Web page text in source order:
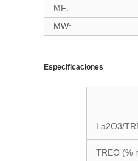
MF:
MW:
Especificaciones
La2O3/
TREO (%